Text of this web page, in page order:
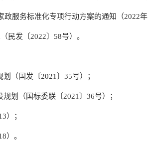
服务标准化专项行动方案的通知（2022年
民发〔2022〕58号）。
（国发〔2021〕35号）；
划（国标委联〔2021〕36号）；
）；
）。